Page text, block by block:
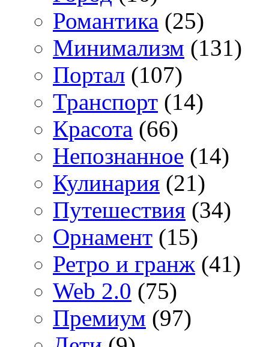
Романтика (25)
Минимализм (131)
Портал (107)
Транспорт (14)
Красота (66)
Непознанное (14)
Кулинария (21)
Путешествия (34)
Орнамент (15)
Ретро и гранж (41)
Web 2.0 (75)
Премиум (97)